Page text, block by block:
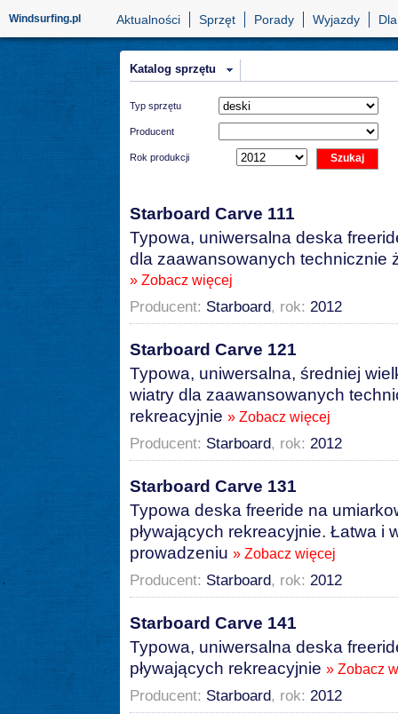
Windsurfing.pl Aktualności Sprzęt Porady Wyjazdy
Katalog sprzętu
Typ sprzętu
Producent
Rok produkcji
Starboard Carve 111
Typowa, uniwersalna deska
dla zaawansowanych technicznie
» Zobacz więcej
Producent: Starboard, rok: 2012
Starboard Carve 121
Typowa, uniwersalna, średniej
wiatry dla zaawansowanych
rekreacyjnie » Zobacz więcej
Producent: Starboard, rok: 2012
Starboard Carve 131
Typowa deska freeride na
pływających rekreacyjnie. Łatwa i
prowadzeniu » Zobacz więcej
Producent: Starboard, rok: 2012
Starboard Carve 141
Typowa, uniwersalna deska
pływających rekreacyjnie » Zobacz
Producent: Starboard, rok: 2012